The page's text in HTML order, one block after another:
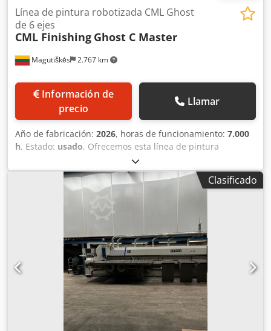
Magutiškės 2.767 km
Línea de pintura robotizada CML Ghost
de 6 ejes
CML Finishing Ghost C Master
Información de
precio
Llamar
Año de fabricación: 2026, horas de funcionamiento: 7.000
h, Estado: usado, Ofrecemos esta línea de pintura
robotizada CML Finishing Ghost C Master CML Ghost de 6
ejes de segunda mano, año de fabricación 2018. Incluye: 1
ud. robot Master CML Finishing Ghost C 1 ud. robot Slave
CML Finishing Ghost C Dksdpfx Aeyx Sv Usk Der 1 ud.
escáner 3D con sensores de medición y profundidad 2
uds. armarios de control con monitores 1 ud. bomba Graco
Premier 800 5 uds. bombas Graco G36W05 1 ud. cabina de
pulverización Belmeko con sistema de extracción y
recirculación de aire Si tiene alguna pregunta o necesita
más información, no dude en enviarnos un mensaje o
Clasificado